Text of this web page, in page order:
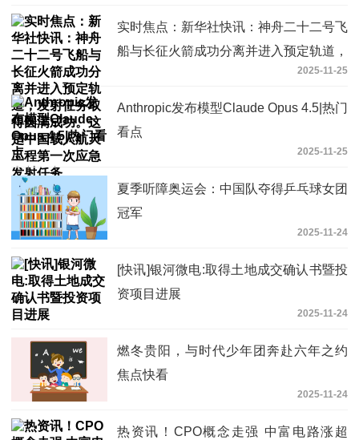
实时焦点：新华社快讯：神舟二十二号飞
船与长征火箭成功分离并进入预定轨道，
发射任务取得圆满成功。这是中国载人航
天工程第一次应急发射任务
2025-11-25
Anthropic发布模型Claude Opus 4.5|热门
看点
2025-11-25
夏季听障奥运会：中国队夺得乒乓球女团
冠军
2025-11-24
[快讯]银河微电:取得土地成交确认书暨投
资项目进展
2025-11-24
燃冬贵阳，与时代少年团奔赴六年之约
焦点快看
2025-11-24
热资讯！CPO概念走强 中富电路涨超